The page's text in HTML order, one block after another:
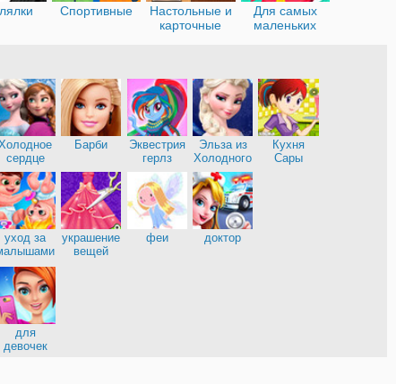
Спортивные
Настольные и
карточные
Для самых
маленьких
сердце
Барби
Эквестрия
герлз
Эльза из
Холодного
сердца
Кухня
Сары
уход за
украшение
вещей
феи доктор
для
девочек